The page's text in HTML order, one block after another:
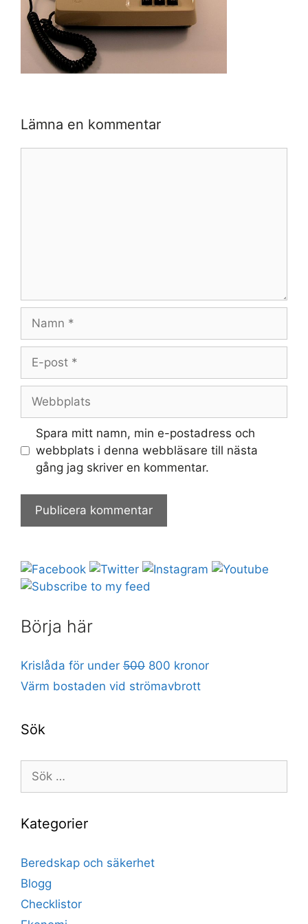
Lämna en kommentar
Namn
Webbplats
Spara mitt namn, min e-postadress och
webbplats i denna webbläsare till nästa
gång jag skriver en kommentar.
Börja här
Krislåda för under 500 800 kronor
Värm bostaden vid strömavbrott
Sök
efter:
Kategorier
Beredskap och säkerhet
Blogg
Checklistor